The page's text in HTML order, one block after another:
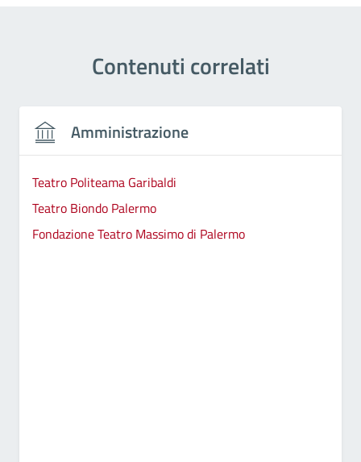
Contenuti correlati
Amministrazione
Teatro Politeama Garibaldi
Teatro Biondo Palermo
Fondazione Teatro Massimo di Palermo